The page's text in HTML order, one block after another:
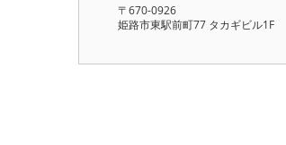
〒670-0926
姫路市東駅前町77 タカギビル1F